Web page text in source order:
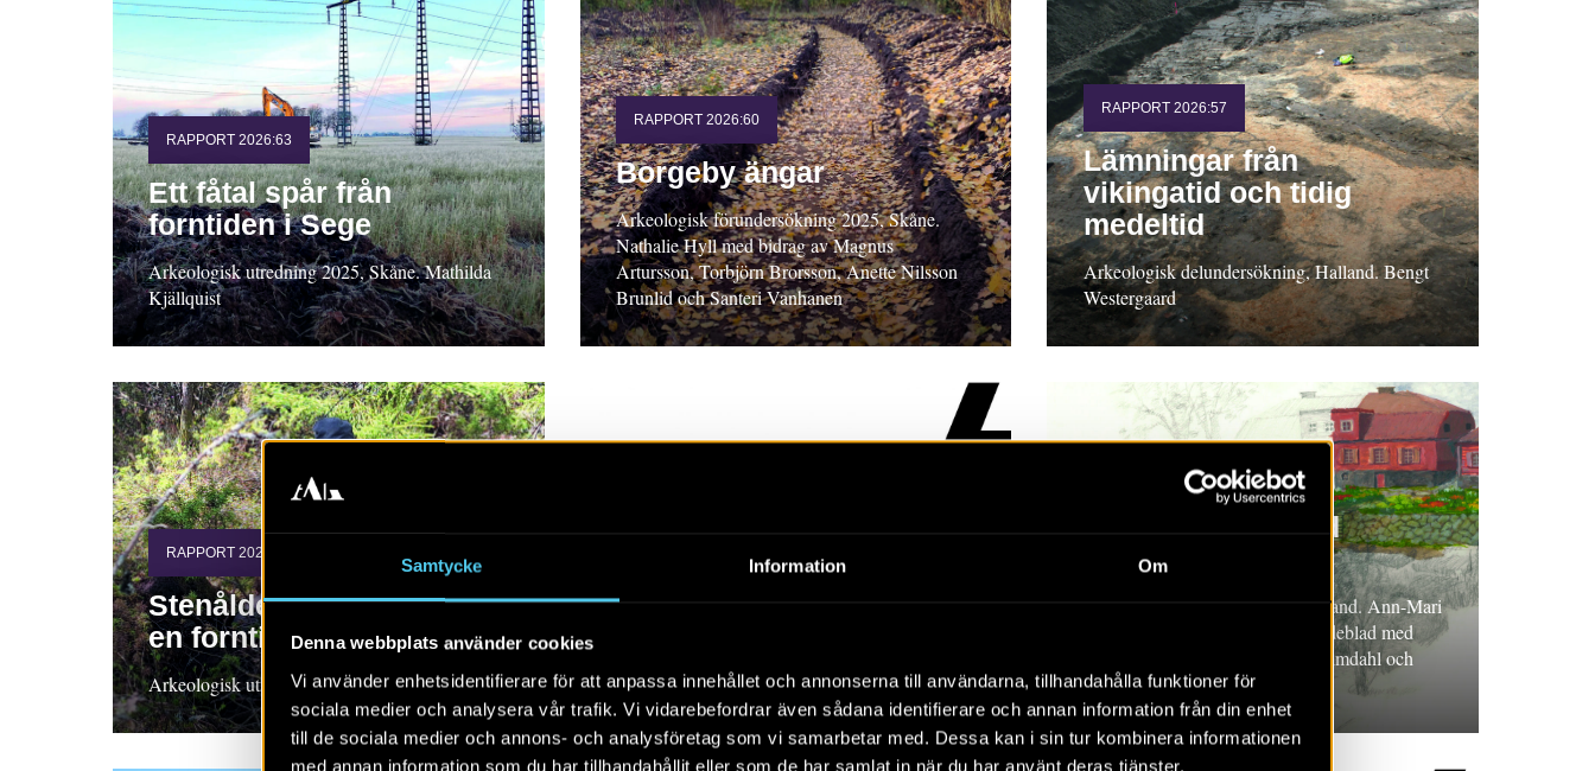
Samtycke Information Om
Denna webbplats använder cookies
Vi använder enhetsidentifierare för att anpassa innehållet och annonserna till användarna, tillhandahålla funktioner för
sociala medier och analysera vår trafik. Vi vidarebefordrar även sådana identifierare och annan information från din enhet
till de sociala medier och annons- och analysföretag som vi samarbetar med. Dessa kan i sin tur kombinera informationen
med annan information som du har tillhandahållit eller som de har samlat in när du har använt deras tjänster.
RAPPORT 2026:63
Ett fåtal spår från
forntiden i Sege
Arkeologisk utredning 2025, Skåne. Mathilda
Kjällquist
RAPPORT 2026:60
Borgeby ängar
Arkeologisk förundersökning 2025, Skåne.
Nathalie Hyll med bidrag av Magnus
Artursson, Torbjörn Brorsson, Anette Nilsson
Brunlid och Santeri Vanhanen
RAPPORT 2026:57
Lämningar från
vikingatid och tidig
medeltid
Arkeologisk delundersökning, Halland. Bengt
Westergaard
RAPPORT 2026:56
Stenåldersboplatser vid
en forntida tjärn
Arkeologisk utredning, Bohuslän Pia Claesson
Intill Gumpekullastenen
Asserstam
RAPPORT 2026:49
En malmgård med
trädgård
Arkeologisk undersökning, Uppland. Ann-Mari
Hållans Stenholm och Karin Lindeblad med
bidrag av Mathias Bäck, Jens Heimdahl och
Santeri Vanhanen